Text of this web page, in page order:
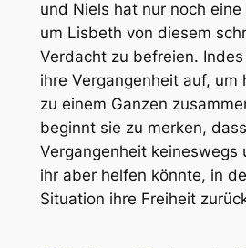
und Niels hat nur noch
um Lisbeth von diesem
Verdacht zu befreien.
ihre Vergangenheit auf, um
zu einem Ganzen
beginnt sie zu merken,
Vergangenheit keineswegs
ihr aber helfen könnte, in
Situation ihre Freiheit